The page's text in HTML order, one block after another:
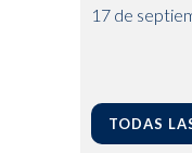
17 de
TODAS